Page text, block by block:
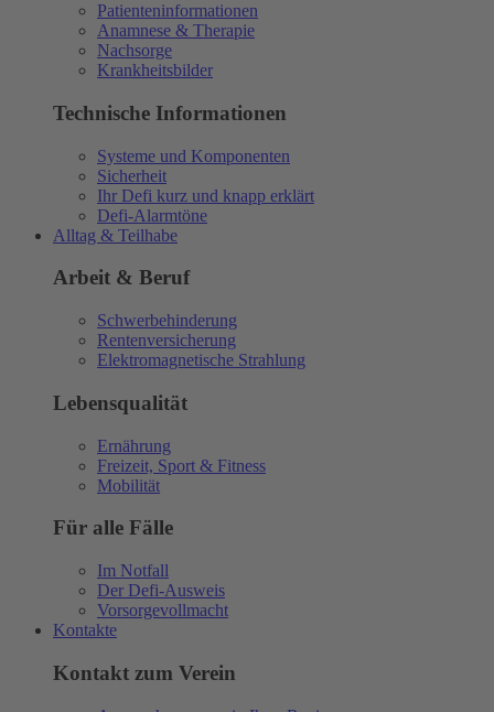
Patienteninformationen
Anamnese & Therapie
Nachsorge
Krankheitsbilder
Technische Informationen
Systeme und Komponenten
Sicherheit
Ihr Defi kurz und knapp erklärt
Defi-Alarmtöne
Alltag & Teilhabe
Arbeit & Beruf
Schwerbehinderung
Rentenversicherung
Elektromagnetische Strahlung
Lebensqualität
Ernährung
Freizeit, Sport & Fitness
Mobilität
Für alle Fälle
Im Notfall
Der Defi-Ausweis
Vorsorgevollmacht
Kontakte
Kontakt zum Verein